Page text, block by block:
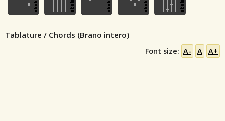
Tablature / Chords (Brano intero)
Font size: A- A A+